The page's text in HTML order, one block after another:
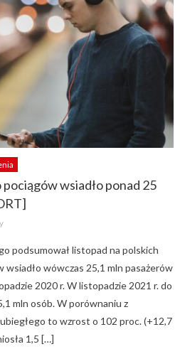
wsiadło ponad 25
podsumował listopad na polskich
wsiadło wówczas 25,1 mln pasażerów
2020 r. W listopadzie 2021 r. do
mln osób. W porównaniu z
to wzrost o 102 proc. (+12,7
1,5 […]